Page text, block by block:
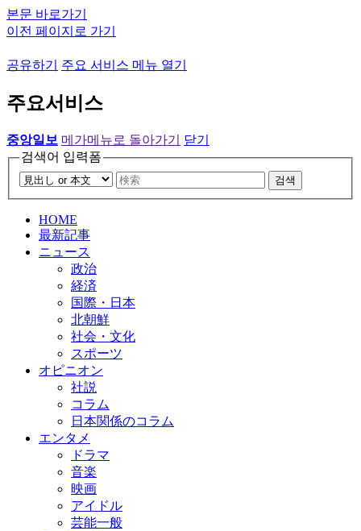
본문 바로가기
이전 페이지로 가기
공유하기 주요 서비스 메뉴 열기
주요서비스
중앙일보 메가메뉴로 돌아가기
닫기
검색어 입력폼
검색
HOME
最新記事
ニュース
政治
経済
国際・日本
北朝鮮
社会・文化
スポーツ
オピニオン
社説
コラム
日本関係のコラム
エンタメ
ドラマ
音楽
映画
アイドル
芸能一般